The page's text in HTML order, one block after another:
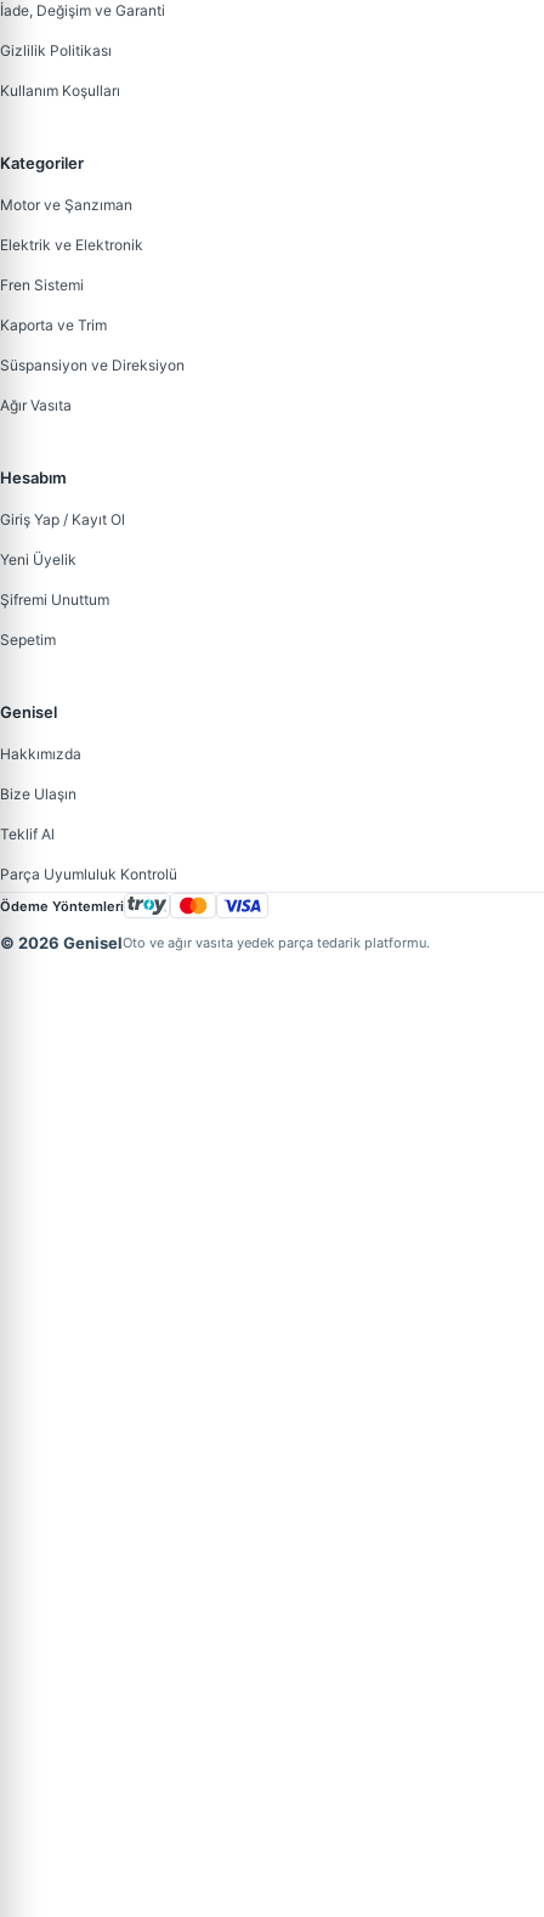
İade, Değişim ve Garanti
Gizlilik Politikası
Kullanım Koşulları
Kategoriler
Motor ve Şanzıman
Elektrik ve Elektronik
Fren Sistemi
Kaporta ve Trim
Süspansiyon ve Direksiyon
Ağır Vasıta
Hesabım
Giriş Yap / Kayıt Ol
Yeni Üyelik
Şifremi Unuttum
Sepetim
Genisel
Hakkımızda
Bize Ulaşın
Teklif Al
Parça Uyumluluk Kontrolü
Ödeme Yöntemleri
© 2026 GeniselOto ve ağır vasıta yedek parça tedarik platformu.